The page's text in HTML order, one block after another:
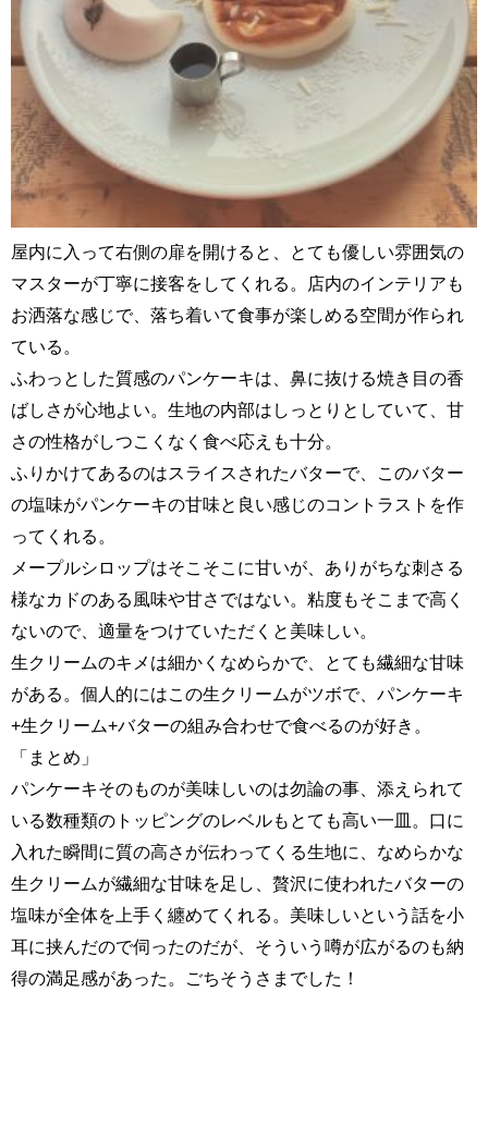
屋内に入って右側の扉を開けると、とても優しい雰囲気の
マスターが丁寧に接客をしてくれる。店内のインテリアも
お洒落な感じで、落ち着いて食事が楽しめる空間が作られ
ている。
ふわっとした質感のパンケーキは、鼻に抜ける焼き目の香
ばしさが心地よい。生地の内部はしっとりとしていて、甘
さの性格がしつこくなく食べ応えも十分。
ふりかけてあるのはスライスされたバターで、このバター
の塩味がパンケーキの甘味と良い感じのコントラストを作
ってくれる。
メープルシロップはそこそこに甘いが、ありがちな刺さる
様なカドのある風味や甘さではない。粘度もそこまで高く
ないので、適量をつけていただくと美味しい。
生クリームのキメは細かくなめらかで、とても繊細な甘味
がある。個人的にはこの生クリームがツボで、パンケーキ
+生クリーム+バターの組み合わせで食べるのが好き。
「まとめ」
パンケーキそのものが美味しいのは勿論の事、添えられて
いる数種類のトッピングのレベルもとても高い一皿。口に
入れた瞬間に質の高さが伝わってくる生地に、なめらかな
生クリームが繊細な甘味を足し、贅沢に使われたバターの
塩味が全体を上手く纏めてくれる。美味しいという話を小
耳に挟んだので伺ったのだが、そういう噂が広がるのも納
得の満足感があった。ごちそうさまでした！